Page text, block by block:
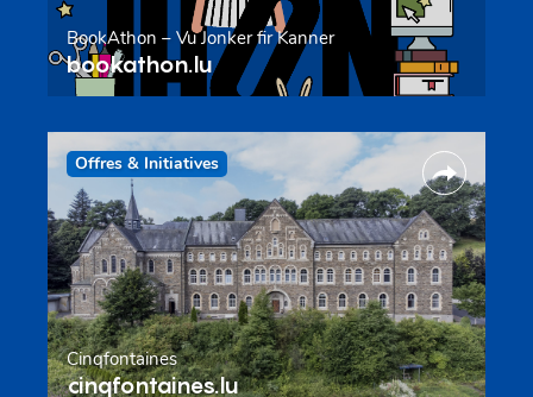
BookAthon – Vu Jonker fir Kanner
bookathon.lu
Offres & Initiatives
Cinqfontaines
cinqfontaines.lu